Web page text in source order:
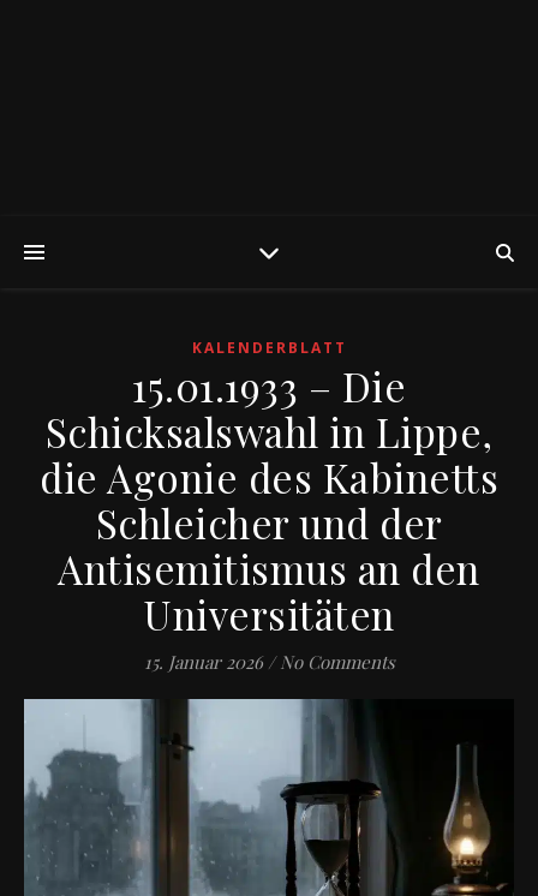
KALENDERBLATT
15.01.1933 – Die
Schicksalswahl in Lippe,
die Agonie des Kabinetts
Schleicher und der
Antisemitismus an den
Universitäten
15. Januar 2026 / No Comments